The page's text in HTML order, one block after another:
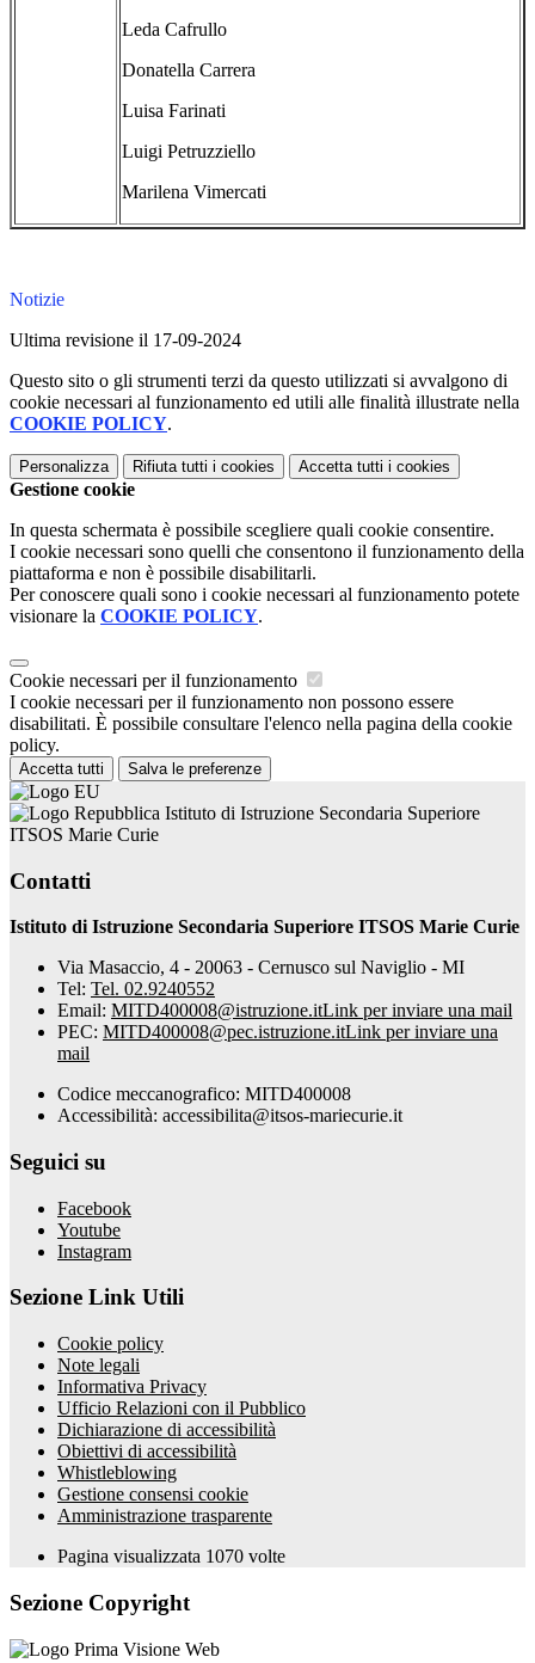
Leda Cafrullo
Donatella Carrera
Luisa Farinati
Luigi Petruzziello
Marilena Vimercati
Notizie
Ultima revisione il 17-09-2024
Questo sito o gli strumenti terzi da questo utilizzati si avvalgono di
cookie necessari al funzionamento ed utili alle finalità illustrate nella
COOKIE POLICY.
Personalizza Rifiuta tutti i cookies Accetta tutti i cookies
Gestione cookie
In questa schermata è possibile scegliere quali cookie consentire.
I cookie necessari sono quelli che consentono il funzionamento della
piattaforma e non è possibile disabilitarli.
Per conoscere quali sono i cookie necessari al funzionamento potete
visionare la COOKIE POLICY.
Cookie necessari per il funzionamento
I cookie necessari per il funzionamento non possono essere
disabilitati. È possibile consultare l'elenco nella pagina della cookie
policy.
Accetta tutti Salva le preferenze
Istituto di Istruzione Secondaria Superiore
ITSOS Marie Curie
Contatti
Istituto di Istruzione Secondaria Superiore ITSOS Marie Curie
Via Masaccio, 4 - 20063 - Cernusco sul Naviglio - MI
Tel: Tel. 02.9240552
Email: MITD400008@istruzione.itLink per inviare una mail
PEC: MITD400008@pec.istruzione.itLink per inviare una
mail
Codice meccanografico: MITD400008
Accessibilità: accessibilita@itsos-mariecurie.it
Seguici su
Facebook
Youtube
Instagram
Sezione Link Utili
Cookie policy
Note legali
Informativa Privacy
Ufficio Relazioni con il Pubblico
Dichiarazione di accessibilità
Obiettivi di accessibilità
Whistleblowing
Gestione consensi cookie
Amministrazione trasparente
Pagina visualizzata 1070 volte
Sezione Copyright